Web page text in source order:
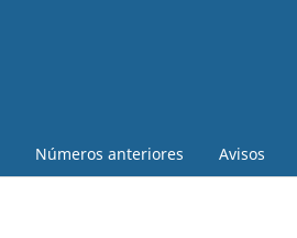
Números anteriores Avisos